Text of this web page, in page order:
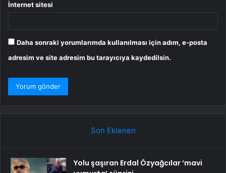
İnternet sitesi
Daha sonraki yorumlarımda kullanılması için adım, e-posta
adresim ve site adresim bu tarayıcıya kaydedilsin.
Son Eklenen
Yolu şaşıran Erdal Özyağcılar ‘mavi